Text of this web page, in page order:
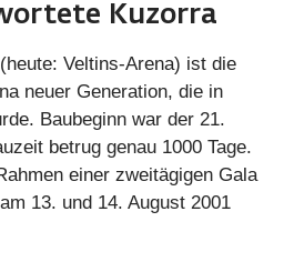
Kuzorra
Veltins-Arena) ist die
neuer Generation, die in
Baubeginn war der 21.
betrug genau 1000 Tage.
einer zweitägigen Gala
13. und 14. August 2001